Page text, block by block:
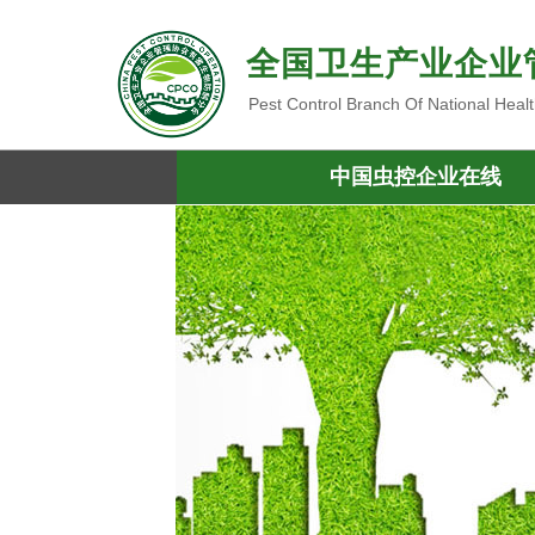
全国卫生产业企
Pest Control Branch Of National
中国虫控企业在线